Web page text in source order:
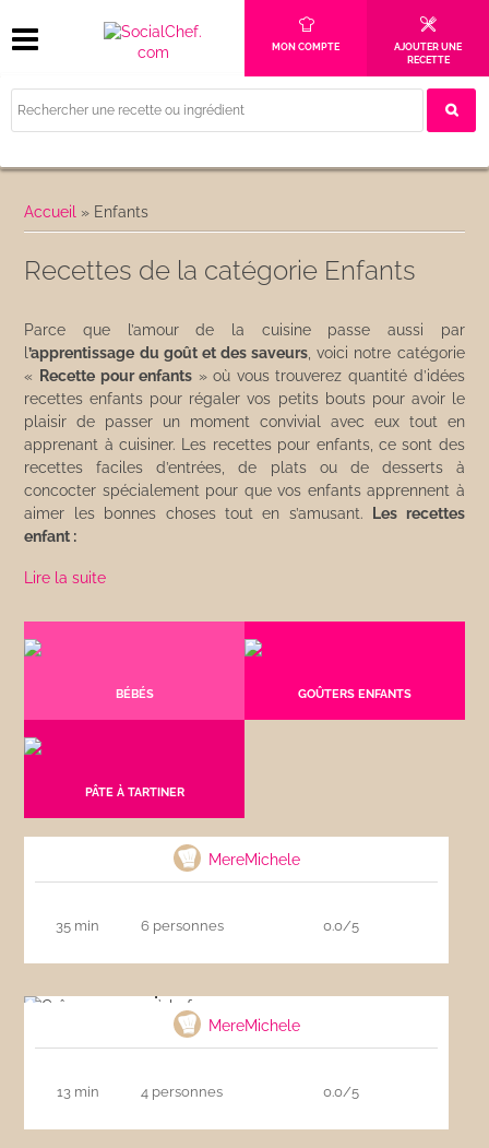
MON COMPTE
AJOUTER UNE
RECETTE
Accueil » Enfants
Recettes de la catégorie Enfants
Parce que l’amour de la cuisine passe aussi par
l’apprentissage du goût et des saveurs , voici notre catégorie
«
Recette pour enfants » où vous trouverez quantité d’idées
recettes enfants pour régaler vos petits bouts pour avoir le
plaisir de passer un moment convivial avec eux tout en
apprenant à cuisiner. Les recettes pour enfants, ce sont des
recettes faciles d’entrées, de plats ou de desserts à
concocter spécialement pour que vos enfants apprennent à
aimer les bonnes choses tout en s’amusant.
Les recettes
enfant :
Lire la suite
BÉBÉS GOÛTERS ENFANTS
PÂTE À TARTINER
Shortbreads écossais
MereMichele
35 min 6 personnes 0.0/5
MereMichele
13 min 4 personnes 0.0/5